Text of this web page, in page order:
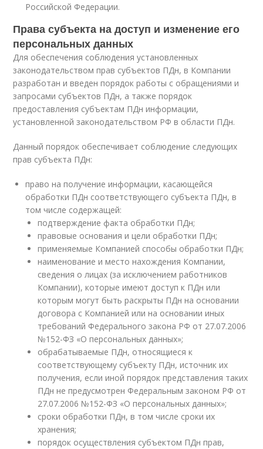
Российской Федерации.
Права субъекта на доступ и изменение его
персональных данных
Для обеспечения соблюдения установленных
законодательством прав субъектов ПДн, в Компании
разработан и введен порядок работы с обращениями и
запросами субъектов ПДн, а также порядок
предоставления субъектам ПДн информации,
установленной законодательством РФ в области ПДн.
Данный порядок обеспечивает соблюдение следующих
прав субъекта ПДн:
право на получение информации, касающейся
обработки ПДн соответствующего субъекта ПДн, в
том числе содержащей:
подтверждение факта обработки ПДн;
правовые основания и цели обработки ПДн;
применяемые Компанией способы обработки ПДн;
наименование и место нахождения Компании,
сведения о лицах (за исключением работников
Компании), которые имеют доступ к ПДн или
которым могут быть раскрыты ПДн на основании
договора с Компанией или на основании иных
требований Федерального закона РФ от 27.07.2006
№152-ФЗ «О персональных данных»;
обрабатываемые ПДн, относящиеся к
соответствующему субъекту ПДн, источник их
получения, если иной порядок представления таких
ПДн не предусмотрен Федеральным законом РФ от
27.07.2006 №152-ФЗ «О персональных данных»;
сроки обработки ПДн, в том числе сроки их
хранения;
порядок осуществления субъектом ПДн прав,